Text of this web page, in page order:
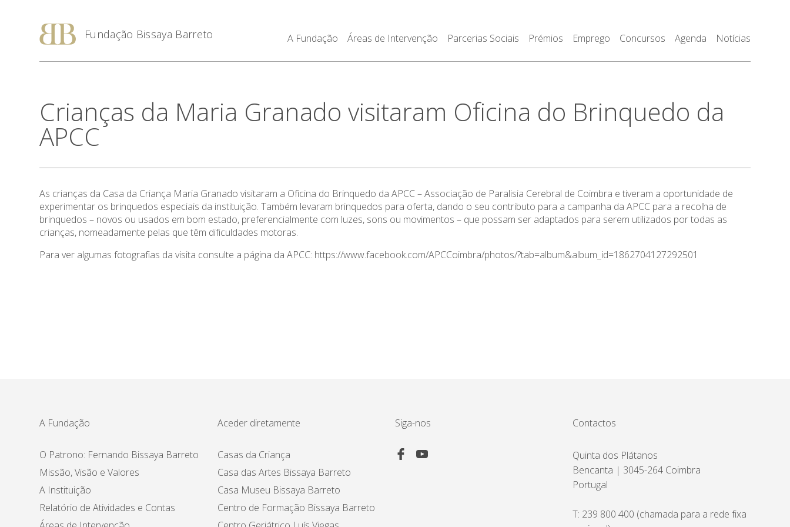
Fundação Bissaya Barreto A Fundação Áreas de Intervenção Parcerias Sociais Prémios Emprego Concursos Agenda Notícias
Crianças da Maria Granado visitaram Oficina do Brinquedo da
APCC
As crianças da Casa da Criança Maria Granado visitaram a Oficina do Brinquedo da APCC – Associação de Paralisia Cerebral de Coimbra e tiveram a oportunidade de
experimentar os brinquedos especiais da instituição. Também levaram brinquedos para oferta, dando o seu contributo para a campanha da APCC para a recolha de
brinquedos – novos ou usados em bom estado, preferencialmente com luzes, sons ou movimentos – que possam ser adaptados para serem utilizados por todas as
crianças, nomeadamente pelas que têm dificuldades motoras.
Para ver algumas fotografias da visita consulte a página da APCC: https://www.facebook.com/APCCoimbra/photos/?tab=album&album_id=1862704127292501
A Fundação
O Patrono: Fernando Bissaya Barreto
Missão, Visão e Valores
A Instituição
Relatório de Atividades e Contas
Aceder diretamente
Casas da Criança
Casa das Artes Bissaya Barreto
Casa Museu Bissaya Barreto
Centro de Formação Bissaya Barreto
Siga-nos Contactos
Quinta dos Plátanos
Bencanta | 3045-264 Coimbra
Portugal
T: 239 800 400 (chamada para a rede fixa